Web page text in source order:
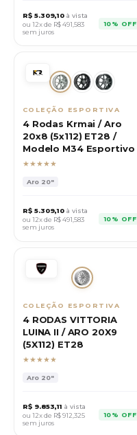
R$ 5.309,10 à vista
ou 12x de R$491,583
sem juros
10% OFF
COLEÇÃO ESPORTIVA
4 Rodas Krmai / Aro
20x8 (5x112) ET28 /
Modelo M34 Esportivo
★★★★★
Aro 20"
R$ 5.309,10 à vista
ou 12x de R$491,583
sem juros
10% OFF
COLEÇÃO ESPORTIVA
4 RODAS VITTORIA
LUINA II / ARO 20X9
(5X112) ET28
★★★★★
Aro 20"
R$ 9.853,11 à vista
ou 12x de R$912,325
sem juros
10% OFF